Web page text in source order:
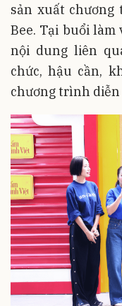
sản xuất
Bee. Tại buổi làm
nội dung liên
chức, hậu cần,
chương trình diễn